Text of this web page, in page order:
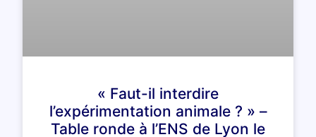
« Faut-il interdire
l’expérimentation animale ? » –
Table ronde à l’ENS de Lyon le